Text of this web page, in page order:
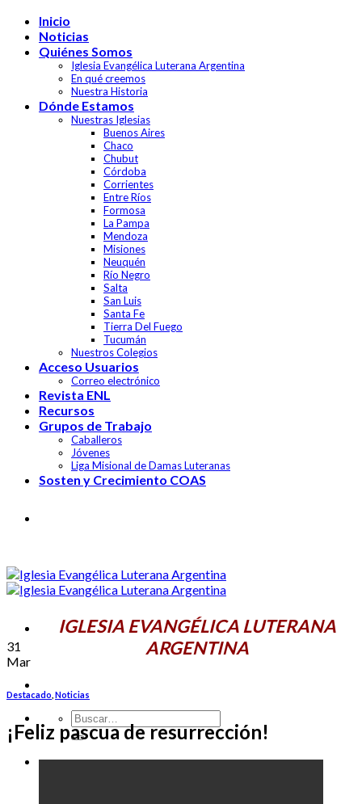
Skip
content
Inicio
Noticias
Quiénes Somos
Iglesia Evangélica Luterana Argentina
En qué creemos
Nuestra Historia
Dónde Estamos
Nuestras Iglesias
Buenos Aires
Chaco
Chubut
Córdoba
Corrientes
Entre Ríos
Formosa
La Pampa
Mendoza
Misiones
Neuquén
Río Negro
Salta
San Luis
Santa Fe
Tierra Del Fuego
Tucumán
Nuestros Colegios
Acceso Usuarios
Correo electrónico
Revista ENL
Recursos
Grupos de Trabajo
Caballeros
Jóvenes
Liga Misional de Damas Luteranas
Sosten y Crecimiento COAS
IGLESIA EVANGÉLICA LUTERANA
ARGENTINA
31
Mar
Destacado Noticias
¡Feliz pascua de resurrección!